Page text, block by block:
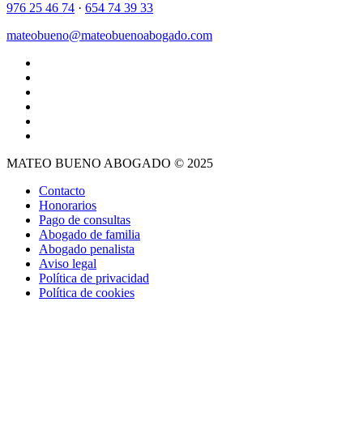
976 25 46 74 · 654 74 39 33
mateobueno@mateobuenoabogado.com
MATEO BUENO ABOGADO © 2025
Contacto
Honorarios
Pago de consultas
Abogado de familia
Abogado penalista
Aviso legal
Política de privacidad
Política de cookies